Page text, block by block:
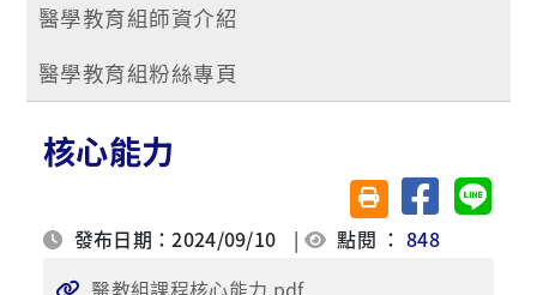
醫學教育組師資介紹
醫學教育組粉絲專頁
核心能力
友善列印(另開視窗)
分享至臉書分享
發布日期：2024/09/10 | 點閱 ：848
醫教組課程核心能力.pdf